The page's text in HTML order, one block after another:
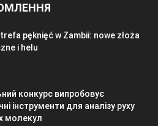
pęknięć w Zambii: nowe złoża
i helu
конкурс випробовує
інструменти для аналізу руху
молекул